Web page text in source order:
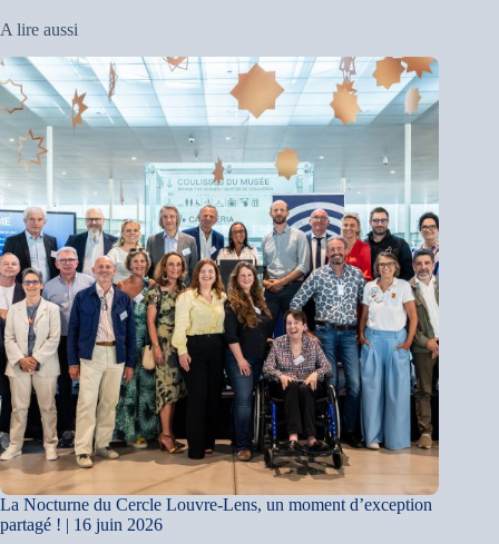
A lire aussi
La Nocturne du Cercle Louvre-Lens, un moment d’exception
partagé ! | 16 juin 2026